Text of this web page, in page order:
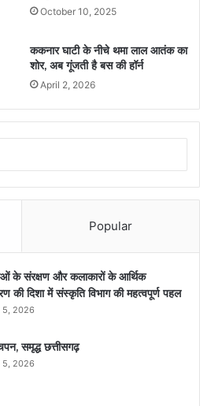
October 10, 2025
ककनार घाटी के नीचे थमा लाल आतंक का
शोर, अब गूंजती है बस की हॉर्न
April 2, 2026
Popular
के संरक्षण और कलाकारों के आर्थिक
की दिशा में संस्कृति विभाग की महत्वपूर्ण पहल
5, 2026
समृद्ध छत्तीसगढ़
5, 2026